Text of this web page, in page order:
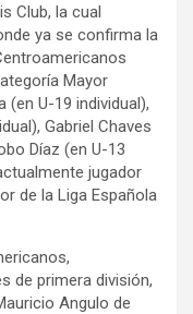
Club, la cual
ya se confirma la
Mayor
(en U-19 individual),
Gabriel Chaves
Díaz (en U-13
jugador
de la Liga Española
de primera división,
Angulo de